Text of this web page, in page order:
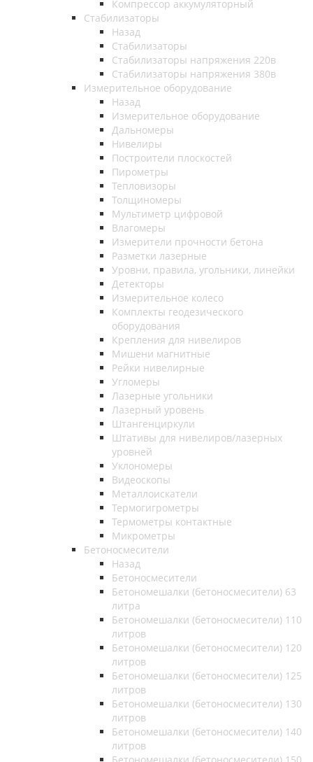
Компрессор аккумуляторный
Стабилизаторы
Назад
Стабилизаторы
Стабилизаторы напряжения 220в
Стабилизаторы напряжения 380в
Измерительное оборудование
Назад
Измерительное оборудование
Дальномеры
Нивелиры
Построители плоскостей
Пирометры
Тепловизоры
Толщиномеры
Мультиметр цифровой
Влагомеры
Измерители прочности бетона
Разметки лазерные
Уровни, правила, угольники, линейки
Детекторы
Измерительное колесо
Комплекты геодезического
оборудования
Крепления для нивелиров
Мишени магнитные
Рейки нивелирные
Угломеры
Лазерные угольники
Лазерный уровень
Штангенциркули
Штативы для нивелиров/лазерных
уровней
Уклономеры
Видеоскопы
Металлоискатели
Термогигрометры
Термометры контактные
Микрометры
Бетоносмесители
Назад
Бетоносмесители
Бетономешалки (бетоносмесители) 63
литра
Бетономешалки (бетоносмесители) 110
литров
Бетономешалки (бетоносмесители) 120
литров
Бетономешалки (бетоносмесители) 125
литров
Бетономешалки (бетоносмесители) 130
литров
Бетономешалки (бетоносмесители) 140
литров
Бетономешалки (бетоносмесители) 150